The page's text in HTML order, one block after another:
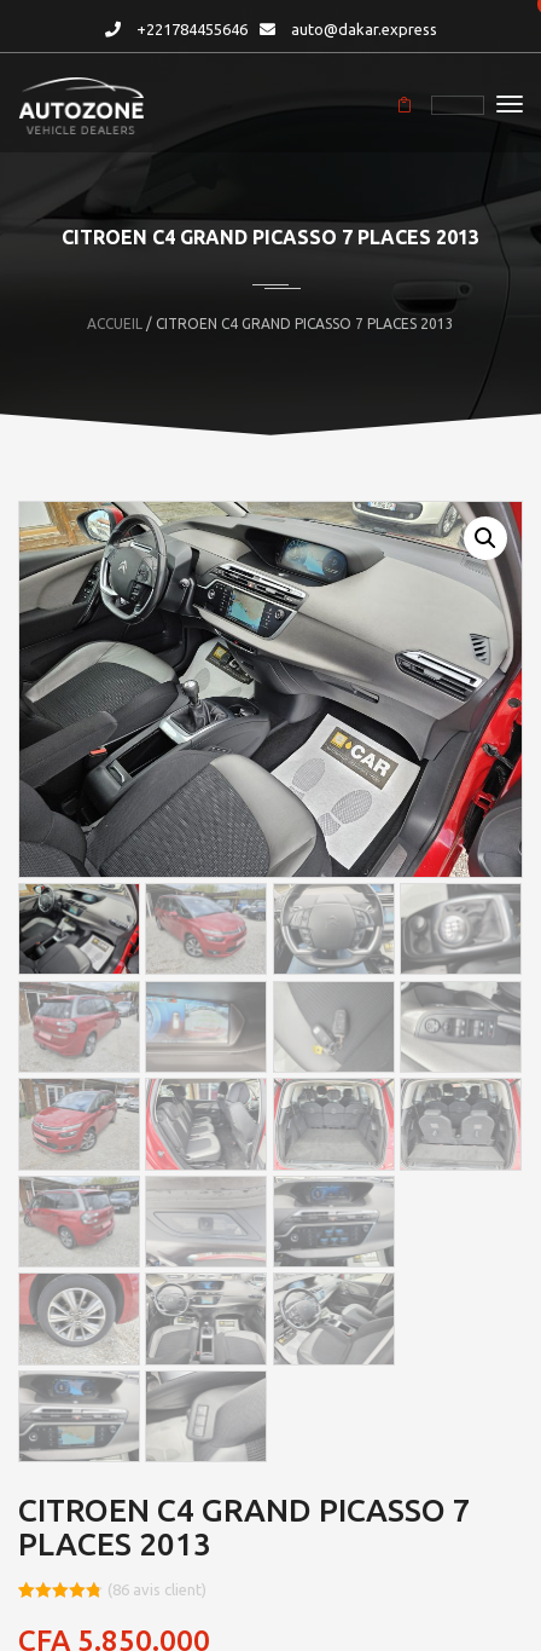
+221784455646 auto@dakar.express
CITROEN C4 GRAND PICASSO 7 PLACES 2013
ACCUEIL / CITROEN C4 GRAND PICASSO 7 PLACES 2013
CITROEN C4 GRAND PICASSO 7
PLACES 2013
sur 5
basé sur
(86 avis client)
CFA 5.850.000